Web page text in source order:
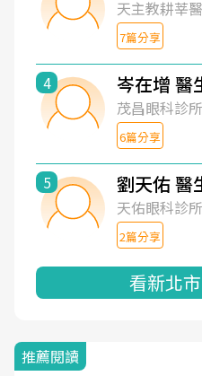
天主教耕莘
7篇分享
4 岑在增 醫
茂昌眼科診所
6篇分享
5 劉天佑 醫
天佑眼科診所
2篇分享
看新北
推薦閱讀